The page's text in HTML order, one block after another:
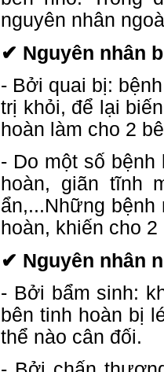
nguyên nhân
✔ Nguyên nhân
- Bởi quai bị:
trị khỏi, để lại
hoàn làm cho 2
- Do một số bệnh
hoàn, giãn tĩnh
ẩn,...Những
hoàn, khiến cho
✔ Nguyên nhân
- Bởi bẩm sinh:
bên tinh hoàn bị
thể nào cân đối.